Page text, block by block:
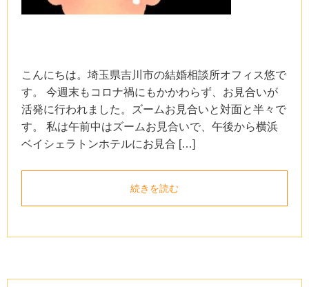
こんにちは。埼玉県吉川市の結婚相談所オフィス悠で
す。 今週末もコロナ禍にもかかわらず、お見合いが
活発に行われました。ズームお見合いと対面と半々で
す。 私は午前中はズームお見合いで、午後から横浜
ベイシェラトンホテルにお見合 […]
続きを読む